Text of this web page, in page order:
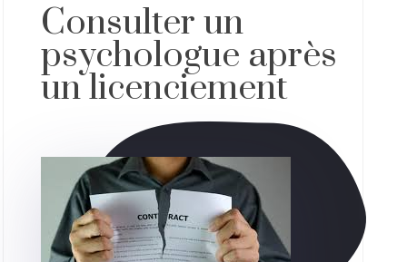
Consulter un
psychologue après
un licenciement